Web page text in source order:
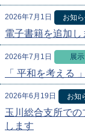
2026年7月1日 お知
電子書籍を追加し
2026年7月1日 展示
「 平和を考える 」
2026年6月19日 お知
玉川総合支所で
します